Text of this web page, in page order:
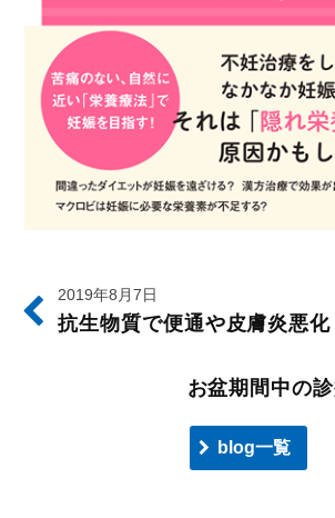
2019年8月7日
抗生物質で便通や皮膚炎悪化
お盆期間中の
blog一覧